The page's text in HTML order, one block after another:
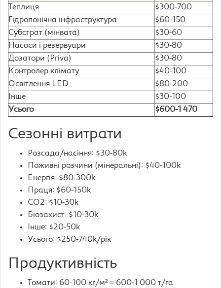
Теплиця
$300-700
Гідропонічна інфраструктура
$60-150
Субстрат (мінвата)
$30-60
Насоси і резервуари
$30-80
Дозатори (Priva)
$30-80
Контролер клімату
$40-100
Освітлення LED
$80-200
Інше
$30-100
Усього
$600-1 470
Сезонні витрати
Розсада/насіння: $30-80k
Поживні розчини (мінеральні): $40-100k
Енергія: $80-300k
Праця: $60-150k
CO2: $10-30k
Біозахист: $10-30k
Інше: $20-50k
Усього: $250-740k/рік
Продуктивність
Томати: 60-100 кг/м² = 600-1 000 т/га